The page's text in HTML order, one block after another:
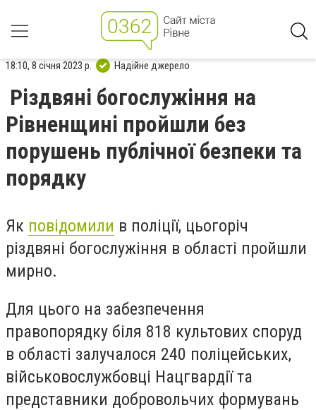
18:10, 8 січня 2023 р. Надійне джерело
️Різдвяні богослужіння на
Рівненщині пройшли без
порушень публічної безпеки та
порядку
Як повідомили в поліції, цьогоріч
різдвяні богослужіння в області пройшли
мирно.
Для цього на забезпечення
правопорядку біля 818 культових споруд
в області залучалося 240 поліцейських,
військовослужбовці Нацгвардії та
представники добровольчих формувань